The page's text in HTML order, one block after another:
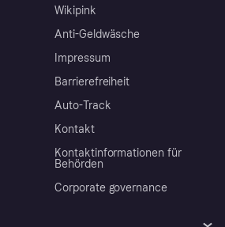
Wikipink
Anti-Geldwäsche
Impressum
Barrierefreiheit
Auto-Track
Kontakt
Kontaktinformationen für
Behörden
Corporate governance